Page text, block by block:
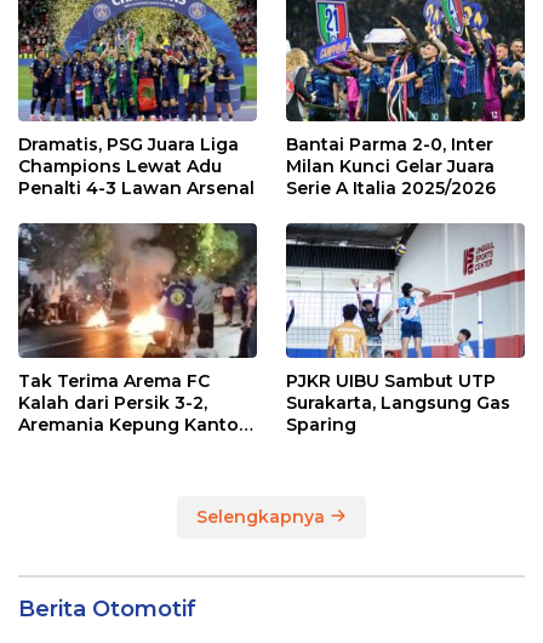
Dramatis, PSG Juara Liga
Champions Lewat Adu
Penalti 4-3 Lawan Arsenal
Bantai Parma 2-0, Inter
Milan Kunci Gelar Juara
Serie A Italia 2025/2026
Tak Terima Arema FC
Kalah dari Persik 3-2,
Aremania Kepung Kantor
PJKR UIBU Sambut UTP
Surakarta, Langsung Gas
Sparing
Selengkapnya
Berita Otomotif